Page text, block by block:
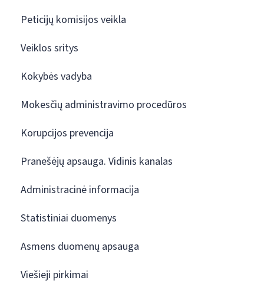
Peticijų komisijos veikla
Veiklos sritys
Kokybės vadyba
Mokesčių administravimo procedūros
Korupcijos prevencija
Pranešėjų apsauga. Vidinis kanalas
Administracinė informacija
Statistiniai duomenys
Asmens duomenų apsauga
Viešieji pirkimai